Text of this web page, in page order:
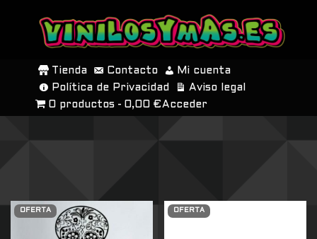
SALTAR
CONTENIDO
Tienda Contacto
Mi cuenta
Política de Privacidad
Aviso legal
0 productos
0,00 € Acceder
OFERTA OFERTA